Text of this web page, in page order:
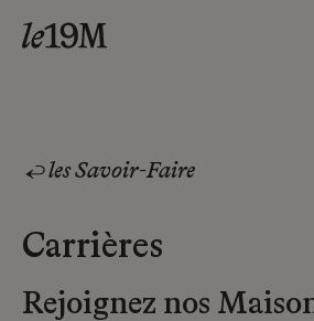
les Savoir-Faire
Carrières
Rejoignez nos